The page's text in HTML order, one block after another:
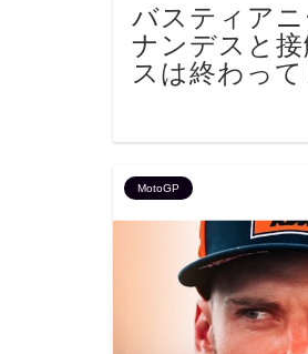
バスティア
ナンデスと
スは終わって
MotoGP